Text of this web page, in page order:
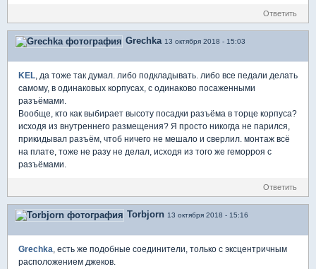
Ответить
Grechka 13 октября 2018 - 15:03
KEL, да тоже так думал. либо подкладывать. либо все педали делать
самому, в одинаковых корпусах, с одинаково посаженными
разъёмами.
Вообще, кто как выбирает высоту посадки разъёма в торце корпуса?
исходя из внутреннего размещения? Я просто никогда не парился,
прикидывал разъём, чтоб ничего не мешало и сверлил. монтаж всё
на плате, тоже не разу не делал, исходя из того же геморроя с
разъёмами.
Ответить
Torbjorn 13 октября 2018 - 15:16
Grechka, есть же подобные соединители, только с эксцентричным
расположением джеков.